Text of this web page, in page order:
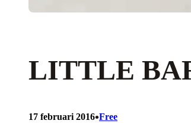
LITTLE
17 februari 2016•Free